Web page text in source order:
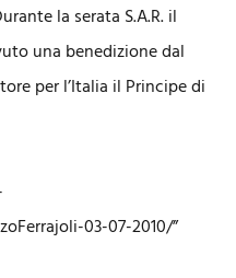
la serata S.A.R. il
una benedizione dal
per l’Italia il Principe di
03-07-2010/”